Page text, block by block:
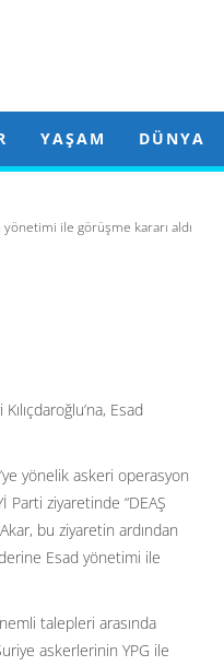
YAŞAM DÜNYA
yönetimi ile görüşme kararı aldı
Esad
yönelik askeri operasyon
Parti ziyaretinde “DEAŞ
bu ziyaretin ardından
Esad yönetimi ile
talepleri arasında
askerlerinin YPG ile